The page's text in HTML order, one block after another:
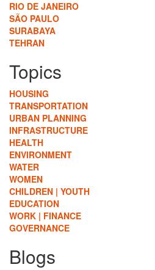
RIO DE JANEIRO
SÃO PAULO
SURABAYA
TEHRAN
Topics
HOUSING
TRANSPORTATION
URBAN PLANNING
INFRASTRUCTURE
HEALTH
ENVIRONMENT
WATER
WOMEN
CHILDREN | YOUTH
EDUCATION
WORK | FINANCE
GOVERNANCE
Blogs